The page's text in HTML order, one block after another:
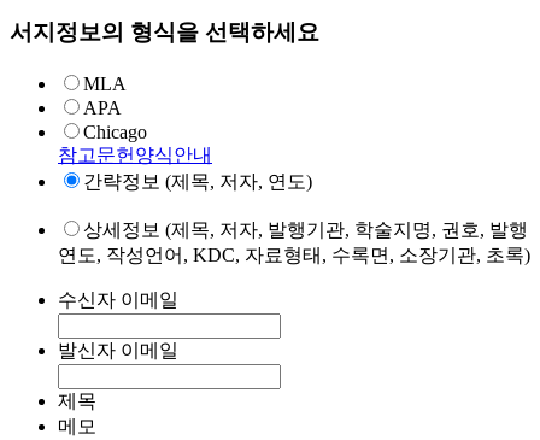
서지정보의 형식을 선택하세요
MLA
APA
Chicago
참고문헌양식안내
간략정보 (제목, 저자, 연도)
상세정보 (제목, 저자, 발행기관, 학술지명, 권호, 발행
연도, 작성언어, KDC, 자료형태, 수록면, 소장기관, 초록)
수신자 이메일
발신자 이메일
제목
메모